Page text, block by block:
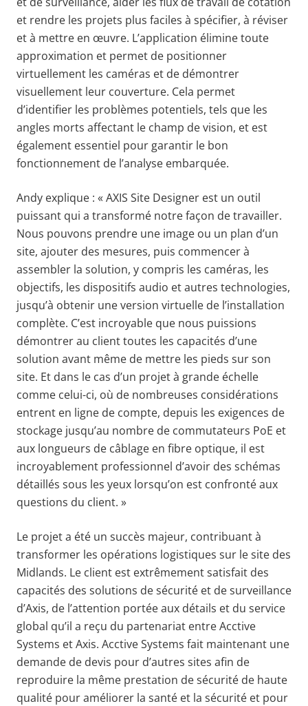
et rendre les projets plus faciles à spécifier, à réviser
et à mettre en œuvre. L’application élimine toute
approximation et permet de positionner
virtuellement les caméras et de démontrer
visuellement leur couverture. Cela permet
d’identifier les problèmes potentiels, tels que les
angles morts affectant le champ de vision, et est
également essentiel pour garantir le bon
fonctionnement de l’analyse embarquée.
Andy explique : « AXIS Site Designer est un outil
puissant qui a transformé notre façon de travailler.
Nous pouvons prendre une image ou un plan d’un
site, ajouter des mesures, puis commencer à
assembler la solution, y compris les caméras, les
objectifs, les dispositifs audio et autres technologies,
jusqu’à obtenir une version virtuelle de l’installation
complète. C’est incroyable que nous puissions
démontrer au client toutes les capacités d’une
solution avant même de mettre les pieds sur son
site. Et dans le cas d’un projet à grande échelle
comme celui-ci, où de nombreuses considérations
entrent en ligne de compte, depuis les exigences de
stockage jusqu’au nombre de commutateurs PoE et
aux longueurs de câblage en fibre optique, il est
incroyablement professionnel d’avoir des schémas
détaillés sous les yeux lorsqu’on est confronté aux
questions du client. »
Le projet a été un succès majeur, contribuant à
transformer les opérations logistiques sur le site des
Midlands. Le client est extrêmement satisfait des
capacités des solutions de sécurité et de surveillance
d’Axis, de l’attention portée aux détails et du service
global qu’il a reçu du partenariat entre Acctive
Systems et Axis. Acctive Systems fait maintenant une
demande de devis pour d’autres sites afin de
reproduire la même prestation de sécurité de haute
qualité pour améliorer la santé et la sécurité et pour